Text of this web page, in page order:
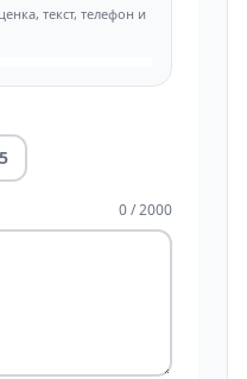
текст, телефон и
5
0 / 2000